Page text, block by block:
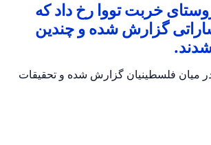
خربت تووا رخ داد که
گزارش شده و چندین
میان فلسطینیان گزارش شده و تحقیقات